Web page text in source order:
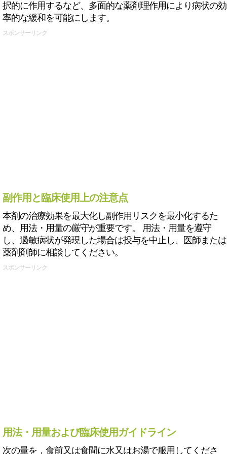
択的に作用するなど、多面的な薬剤理作用により病状の効
率的な緩和を可能にします。
スポンサーリンク
副作用と臨床使用上の注意点
本剤の治療効果を最大化し副作用リスクを最小化するた
め、用法・用量の厳守が重要です。 用法・用量を遵守
し、過敏病状が発現した場合は投与を中止し、医師または
薬剤剤師に相談してください。
スポンサーリンク
用法・用量および臨床使用ガイドライン
次の量を，食前又は食間に水又はお湯で服用してくださ